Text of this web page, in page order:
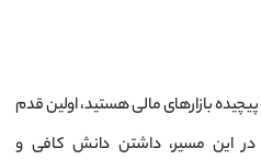
بازارهای مالی هستید، اولین قدم
این مسیر، داشتن دانش کافی و